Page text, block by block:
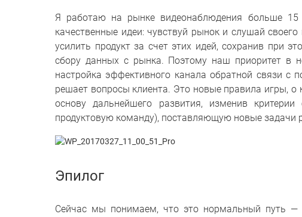
Я работаю на рынке видеонаблюдения больше
качественные идеи: чувствуй рынок и слушай
усилить продукт за счет этих идей, сохранив при
сбору данных с рынка. Поэтому наш приоритет в
настройка эффективного канала обратной связи с
решает вопросы клиента. Это новые правила игры,
основу дальнейшего развития, изменив
продуктовую команду), поставляющую новые задачи
Эпилог
Сейчас мы понимаем, что это нормальный путь —